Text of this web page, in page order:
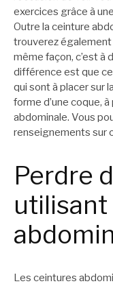
exercices grâce à
Outre la ceinture
trouverez
même façon, c’est à
différence est que
qui sont à placer sur
forme d’une coque,
abdominale. Vous
renseignements sur
Perdre
Les ceintures